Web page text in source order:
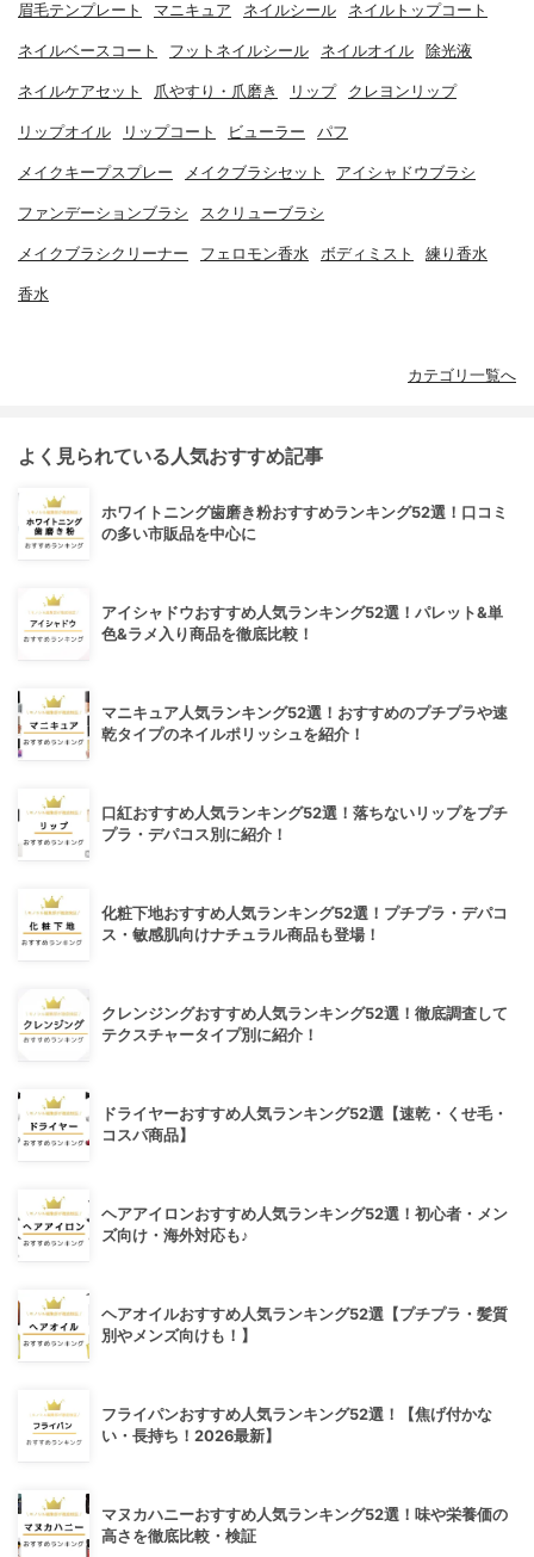
眉毛テンプレート マニキュア ネイルシール ネイルトップコート
ネイルベースコート フットネイルシール ネイルオイル 除光液
ネイルケアセット 爪やすり・爪磨き リップ クレヨンリップ
リップオイル リップコート ビューラー パフ
メイクキープスプレー メイクブラシセット アイシャドウブラシ
ファンデーションブラシ スクリューブラシ
メイクブラシクリーナー フェロモン香水 ボディミスト 練り香水
香水
カテゴリ一覧へ
よく見られている人気おすすめ記事
ホワイトニング歯磨き粉おすすめランキング52選！口コミ
の多い市販品を中心に
アイシャドウおすすめ人気ランキング52選！パレット&単
色&ラメ入り商品を徹底比較！
マニキュア人気ランキング52選！おすすめのプチプラや速
乾タイプのネイルポリッシュを紹介！
口紅おすすめ人気ランキング52選！落ちないリップをプチ
プラ・デパコス別に紹介！
化粧下地おすすめ人気ランキング52選！プチプラ・デパコ
ス・敏感肌向けナチュラル商品も登場！
クレンジングおすすめ人気ランキング52選！徹底調査して
テクスチャータイプ別に紹介！
ドライヤーおすすめ人気ランキング52選【速乾・くせ毛・
コスパ商品】
ヘアアイロンおすすめ人気ランキング52選！初心者・メン
ズ向け・海外対応も♪
ヘアオイルおすすめ人気ランキング52選【プチプラ・髪質
別やメンズ向けも！】
フライパンおすすめ人気ランキング52選！【焦げ付かな
い・長持ち！2026最新】
マヌカハニーおすすめ人気ランキング52選！味や栄養価の
高さを徹底比較・検証